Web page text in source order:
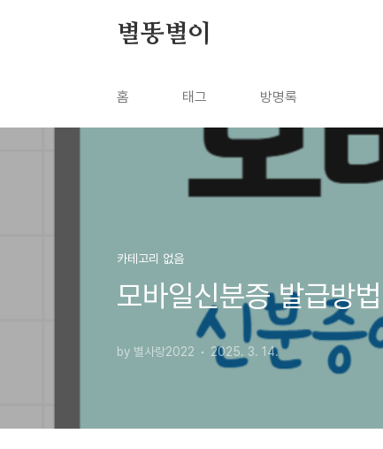
별똥별이
홈 태그 방명록
카테고리 없음
모바일신분증 발급방
by 별사랑2022 2025. 3. 14.